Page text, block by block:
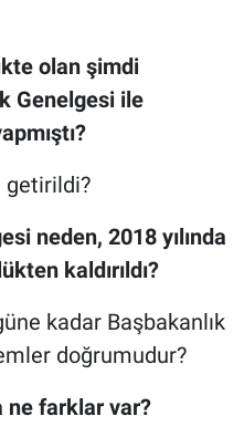
olan şimdi
Genelgesi ile
getirildi?
neden, 2018 yılında
kaldırıldı?
kadar Başbakanlık
doğrumudur?
ne farklar var?